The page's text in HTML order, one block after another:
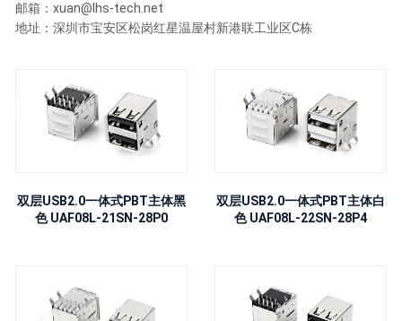
邮箱：xuan@lhs-tech.net
地址：深圳市宝安区松岗红星温屋村新港联工业区C栋
双层USB2.0一体式PBT主体黑
色 UAF08L-21SN-28P0
双层USB2.0一体式PBT主体白
色 UAF08L-22SN-28P4